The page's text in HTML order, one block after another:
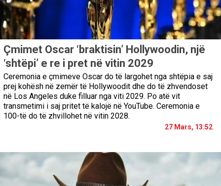
Çmimet Oscar ‘braktisin’ Hollywoodin, një
‘shtëpi’ e re i pret në vitin 2029
Ceremonia e çmimeve Oscar do të largohet nga shtëpia e saj
prej kohësh në zemër të Hollywoodit dhe do të zhvendoset
në Los Angeles duke filluar nga viti 2029. Po atë vit
transmetimi i saj pritet të kalojë në YouTube. Ceremonia e
100-të do të zhvillohet në vitin 2028.
27 Mars, 13:52